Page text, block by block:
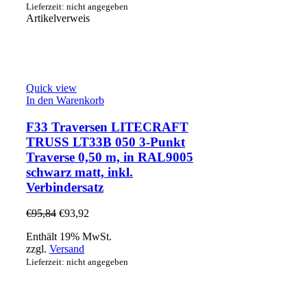
Lieferzeit: nicht angegeben
Artikelverweis
Quick view
In den Warenkorb
F33 Traversen LITECRAFT
TRUSS LT33B 050 3-Punkt
Traverse 0,50 m, in RAL9005
schwarz matt, inkl.
Verbindersatz
€95,84 €93,92
Enthält 19% MwSt.
zzgl. Versand
Lieferzeit: nicht angegeben